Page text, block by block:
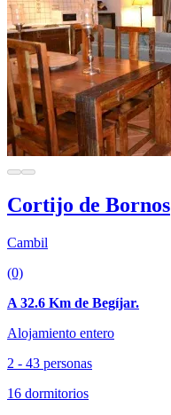
Cortijo de Bornos
Cambil
(0)
A 32.6 Km de Begíjar.
Alojamiento entero
2 - 43 personas
16 dormitorios